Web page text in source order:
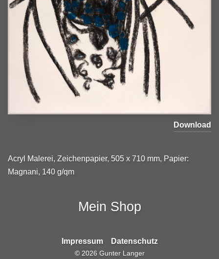
Download
Acryl Malerei, Zeichenpapier, 505 x 710 mm, Papier:
Magnani, 140 g/qm
Impressum Datenschutz
© 2026 Gunter Langer
Mein Shop